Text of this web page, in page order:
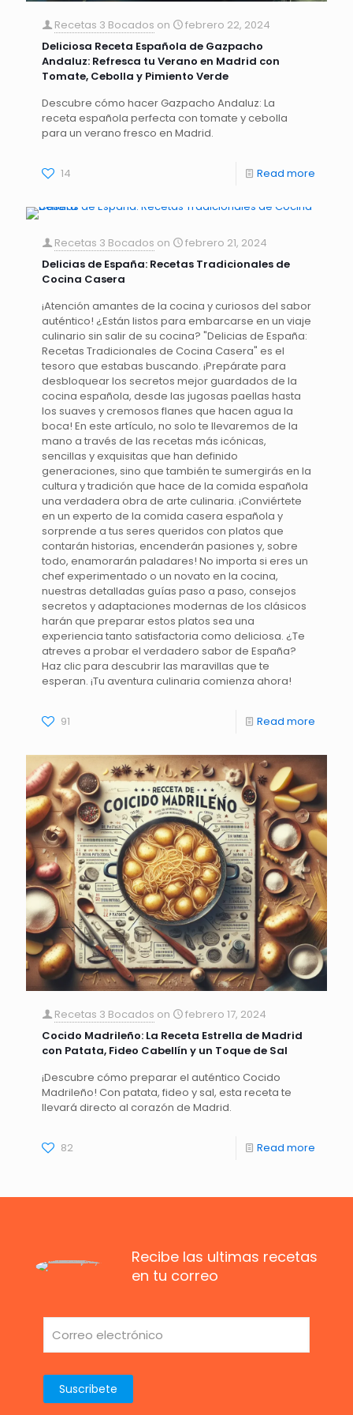
Recetas 3 Bocados on
febrero 22, 2024
Deliciosa Receta Española de Gazpacho
Andaluz: Refresca tu Verano en Madrid con
Tomate, Cebolla y Pimiento Verde
Descubre cómo hacer Gazpacho Andaluz: La
receta española perfecta con tomate y cebolla
para un verano fresco en Madrid.
14 Read more
Recetas 3 Bocados on
febrero 21, 2024
Delicias de España: Recetas Tradicionales de
Cocina Casera
¡Atención amantes de la cocina y curiosos del sabor
auténtico! ¿Están listos para embarcarse en un viaje
culinario sin salir de su cocina? "Delicias de España:
Recetas Tradicionales de Cocina Casera" es el
tesoro que estabas buscando. ¡Prepárate para
desbloquear los secretos mejor guardados de la
cocina española, desde las jugosas paellas hasta
los suaves y cremosos flanes que hacen agua la
boca! En este artículo, no solo te llevaremos de la
mano a través de las recetas más icónicas,
sencillas y exquisitas que han definido
generaciones, sino que también te sumergirás en la
cultura y tradición que hace de la comida española
una verdadera obra de arte culinaria. ¡Conviértete
en un experto de la comida casera española y
sorprende a tus seres queridos con platos que
contarán historias, encenderán pasiones y, sobre
todo, enamorarán paladares! No importa si eres un
chef experimentado o un novato en la cocina,
nuestras detalladas guías paso a paso, consejos
secretos y adaptaciones modernas de los clásicos
harán que preparar estos platos sea una
experiencia tanto satisfactoria como deliciosa. ¿Te
atreves a probar el verdadero sabor de España?
Haz clic para descubrir las maravillas que te
esperan. ¡Tu aventura culinaria comienza ahora!
91 Read more
Recetas 3 Bocados on
febrero 17, 2024
Cocido Madrileño: La Receta Estrella de Madrid
con Patata, Fideo Cabellín y un Toque de Sal
¡Descubre cómo preparar el auténtico Cocido
Madrileño! Con patata, fideo y sal, esta receta te
llevará directo al corazón de Madrid.
82 Read more
Recibe las ultimas recetas
en tu correo